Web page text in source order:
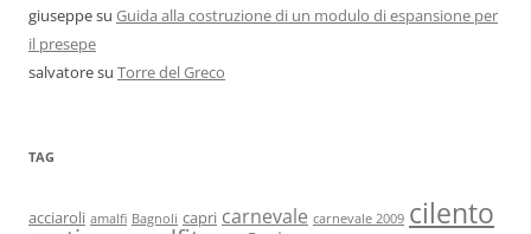
giuseppesu Guida alla costruzione di un modulo di espansione per
il presepe
salvatoresu Torre del Greco
TAG
acciaroli amalfi Bagnoli capri carnevale carnevale 2009 cilento